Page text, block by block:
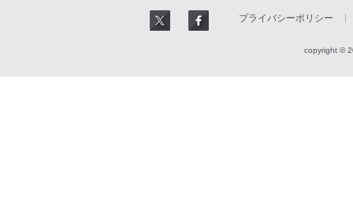
プライバシーポリシー
copyright ©